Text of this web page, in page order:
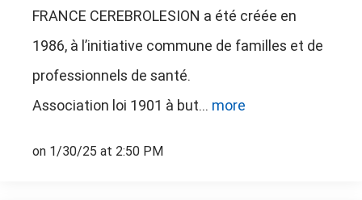
FRANCE CEREBROLESION a été créée en
1986, à l’initiative commune de familles et de
professionnels de santé.
Association loi 1901 à but... more
on 1/30/25 at 2:50 PM